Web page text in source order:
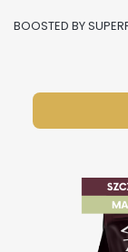
BOOSTED BY